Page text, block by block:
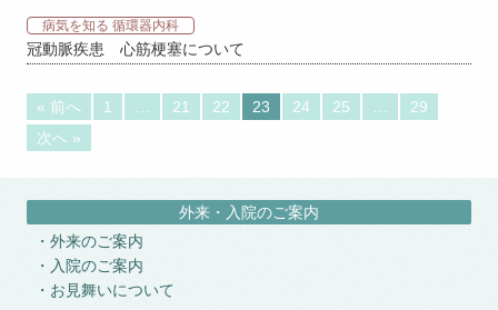
病気を知る 循環器内科
冠動脈疾患 心筋梗塞について
« 前へ 1 21 22 23 24 25
29
次へ »
外来・入院のご案内
外来のご案内
入院のご案内
お見舞いについて